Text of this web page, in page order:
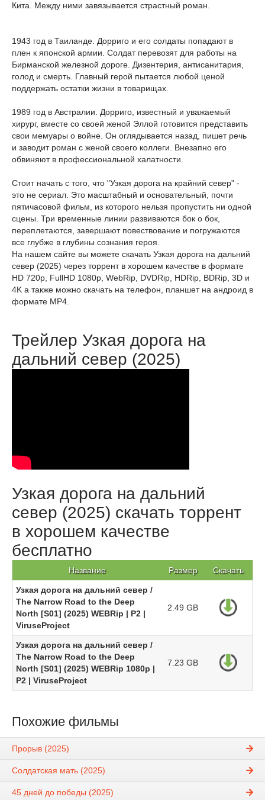
Кита. Между ними завязывается страстный роман.
1943 год в Таиланде. Дорриго и его солдаты попадают в
плен к японской армии. Солдат перевозят для работы на
Бирманской железной дороге. Дизентерия, антисанитария,
голод и смерть. Главный герой пытается любой ценой
поддержать остатки жизни в товарищах.
1989 год в Австралии. Дорриго, известный и уважаемый
хирург, вместе со своей женой Эллой готовится представить
свои мемуары о войне. Он оглядывается назад, пишет речь
и заводит роман с женой своего коллеги. Внезапно его
обвиняют в профессиональной халатности.
Стоит начать с того, что "Узкая дорога на крайний север" -
это не сериал. Это масштабный и основательный, почти
пятичасовой фильм, из которого нельзя пропустить ни одной
сцены. Три временные линии развиваются бок о бок,
переплетаются, завершают повествование и погружаются
все глубже в глубины сознания героя.
На нашем сайте вы можете скачать Узкая дорога на дальний
север (2025) через торрент в хорошем качестве в формате
HD 720p, FullHD 1080p, WebRip, DVDRip, HDRip, BDRip, 3D и
4K а также можно скачать на телефон, планшет на андроид в
формате MP4.
Трейлер Узкая дорога на
дальний север (2025)
Узкая дорога на дальний
север (2025) скачать торрент
в хорошем качестве
бесплатно
Название Размер Скачать
Узкая дорога на дальний север /
The Narrow Road to the Deep
North [S01] (2025) WEBRip | P2 |
ViruseProject
2.49 GB
Узкая дорога на дальний север /
The Narrow Road to the Deep
North [S01] (2025) WEBRip 1080p |
P2 | ViruseProject
7.23 GB
Похожие фильмы
Прорыв (2025)
Солдатская мать (2025)
45 дней до победы (2025)